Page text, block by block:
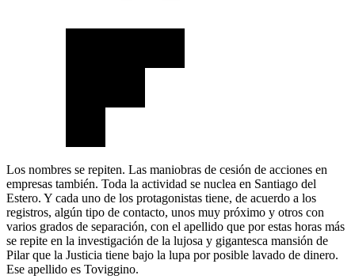
Los nombres se repiten. Las maniobras de cesión de acciones en
empresas también. Toda la actividad se nuclea en Santiago del
Estero. Y cada uno de los protagonistas tiene, de acuerdo a los
registros, algún tipo de contacto, unos muy próximo y otros con
varios grados de separación, con el apellido que por estas horas más
se repite en la investigación de la lujosa y gigantesca mansión de
Pilar que la Justicia tiene bajo la lupa por posible lavado de dinero.
Ese apellido es Toviggino.